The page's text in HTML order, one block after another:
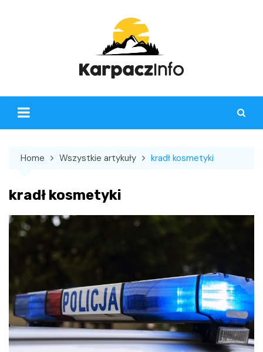
Home Wszystkie artykuły kradł kosmetyki
kradł kosmetyki